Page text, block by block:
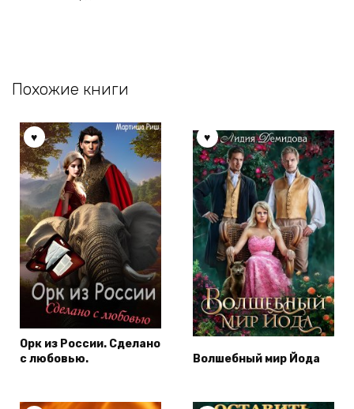
Похожие книги
Орк из России. Сделано
с любовью.
Волшебный мир Йода